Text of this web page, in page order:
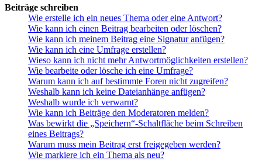
Beiträge schreiben
Wie erstelle ich ein neues Thema oder eine Antwort?
Wie kann ich einen Beitrag bearbeiten oder löschen?
Wie kann ich meinem Beitrag eine Signatur anfügen?
Wie kann ich eine Umfrage erstellen?
Wieso kann ich nicht mehr Antwortmöglichkeiten erstellen?
Wie bearbeite oder lösche ich eine Umfrage?
Warum kann ich auf bestimmte Foren nicht zugreifen?
Weshalb kann ich keine Dateianhänge anfügen?
Weshalb wurde ich verwarnt?
Wie kann ich Beiträge den Moderatoren melden?
Was bewirkt die „Speichern“-Schaltfläche beim Schreiben
eines Beitrags?
Warum muss mein Beitrag erst freigegeben werden?
Wie markiere ich ein Thema als neu?